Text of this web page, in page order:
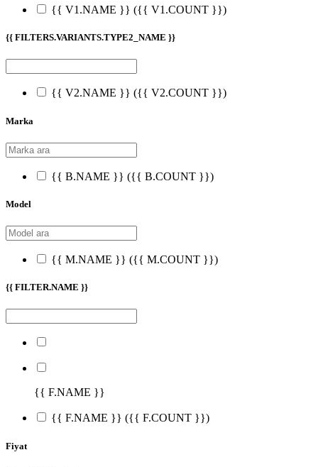
{{ V1.NAME }} ({{ V1.COUNT }})
{{ FILTERS.VARIANTS.TYPE2_NAME }}
{{ V2.NAME }} ({{ V2.COUNT }})
Marka
{{ B.NAME }} ({{ B.COUNT }})
Model
{{ M.NAME }} ({{ M.COUNT }})
{{ FILTER.NAME }}
{{ F.NAME }}
{{ F.NAME }} ({{ F.COUNT }})
Fiyat